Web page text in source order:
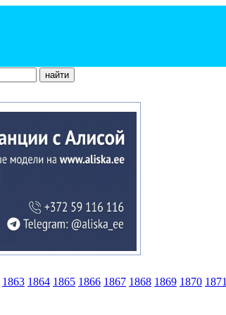
1863 1864 1865 1866 1867 1868 1869 1870 1871